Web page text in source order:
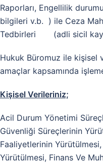
Raporları, Engellilik
bilgileri v.b. ) ile Ceza
Tedbirleri (adli sicil
Hukuk Büromuz ile kişisel
amaçlar kapsamında
Kişisel Verileriniz;
Acil Durum Yönetimi
Güvenliği Süreçlerinin
Faaliyetlerinin
Yürütülmesi, Finans Ve